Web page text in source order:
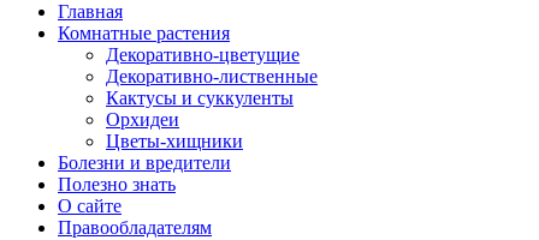
Главная
Комнатные растения
Декоративно-цветущие
Декоративно-лиственные
Кактусы и суккуленты
Орхидеи
Цветы-хищники
Болезни и вредители
Полезно знать
О сайте
Правообладателям